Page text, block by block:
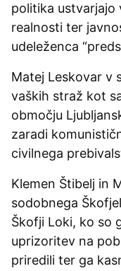
politika
realnosti ter
udeleženca
Matej Leskovar v
vaških straž kot
območju
zaradi
civilnega
Klemen Štibelj in
sodobnega
Škofji Loki, ko so
uprizoritev na
priredili ter ga